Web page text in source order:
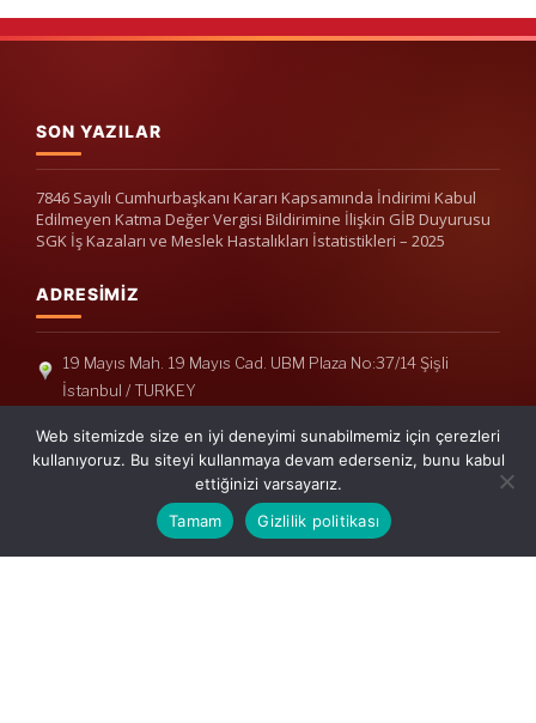
SON YAZILAR
7846 Sayılı Cumhurbaşkanı Kararı Kapsamında İndirimi Kabul
Edilmeyen Katma Değer Vergisi Bildirimine İlişkin GİB Duyurusu
SGK İş Kazaları ve Meslek Hastalıkları İstatistikleri – 2025
ADRESIMIZ
19 Mayıs Mah. 19 Mayıs Cad. UBM Plaza No:37/14 Şişli
İstanbul / TURKEY
Telefon: +90(212) 240 33 39
Telefon: +90(212) 248 19 36
info@erisymm.com
Web sitemizde size en iyi deneyimi sunabilmemiz için çerezleri
kullanıyoruz. Bu siteyi kullanmaya devam ederseniz, bunu kabul
ettiğinizi varsayarız.
Tamam
Gizlilik politikası